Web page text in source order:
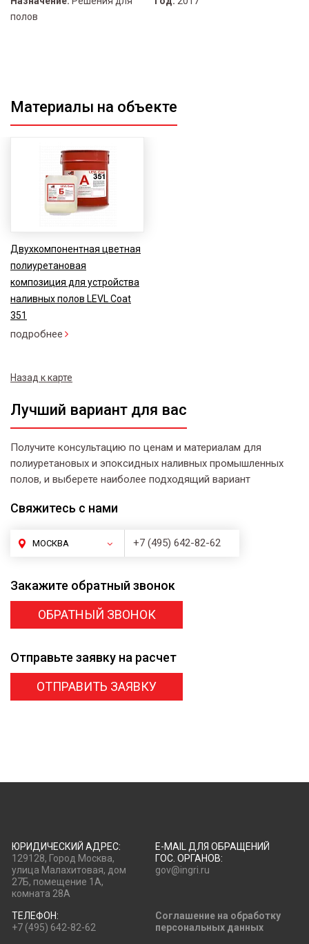
полов
Материалы на объекте
Двухкомпонентная цветная
полиуретановая
композиция для устройства
наливных полов LEVL Coat
351
подробнее
Назад к карте
Лучший вариант для вас
Получите консультацию по ценам и материалам для
полиуретановых и эпоксидных наливных промышленных
полов, и выберете наиболее подходящий вариант
Свяжитесь с нами
МОСКВА +7 (495) 642-82-62
Закажите обратный звонок
ОБРАТНЫЙ ЗВОНОК
Отправьте заявку на расчет
ОТПРАВИТЬ ЗАЯВКУ
ЮРИДИЧЕСКИЙ АДРЕС:
129128, Город Москва,
улица Малахитовая, дом
27Б, помещение 1А,
комната 28А
E-MAIL ДЛЯ ОБРАЩЕНИЙ
ГОС. ОРГАНОВ:
gov@ingri.ru
ТЕЛЕФОН:
+7 (495) 642-82-62
Соглашение на обработку
персональных данных